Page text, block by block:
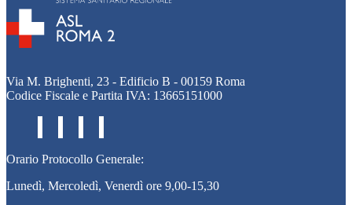
Via M. Brighenti, 23 - Edificio B - 00159 Roma
Codice Fiscale e Partita IVA: 13665151000
Orario Protocollo Generale:
Lunedì, Mercoledì, Venerdì ore 9,00-15,30